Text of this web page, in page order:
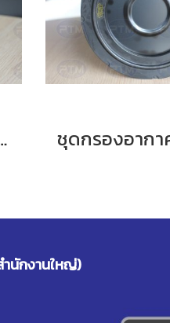
TH
ำนักงานใหญ่)